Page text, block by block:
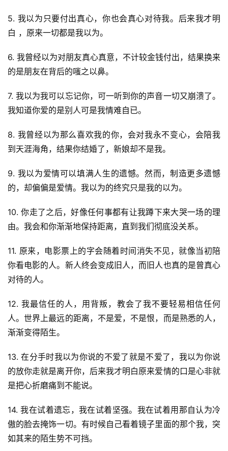
5. 我以为只要付出真心，你也会真心对待我。后来我才明
白 ，原来一切都是我以为。
6. 我曾经以为对朋友真心真意，不计较金钱付出，结果换来
的是朋友在背后的嗤之以鼻。
7. 我以为我可以忘记你，可一听到你的声音一切又崩溃了。
我知道你爱的是别人可是我情难自已。
8. 我曾经以为那么喜欢我的你，会对我永不变心，会陪我
到天涯海角，结果你结婚了，新娘却不是我。
9. 我以为爱情可以填满人生的遗憾。然而，制造更多遗憾
的，却偏偏是爱情。我以为的终究只是我的以为。
10. 你走了之后，好像任何事都有让我蹲下来大哭一场的理
由。我会和你渐渐地保持距离，直到我们彻底没关系。
11. 原来，电影票上的字会随着时间消失不见，就像当初陪
你看电影的人。新人终会变成旧人，而旧人也真的是曾真心
对待的人。
12. 我最信任的人，用背叛，教会了我不要轻易相信任何
人。世界上最远的距离，不是爱，不是恨，而是熟悉的人，
渐渐变得陌生。
13. 在分手时我以为你说的不爱了就是不爱了，我以为你说
的放你走就是离开你，后来我才明白原来爱情的口是心非就
是把心折磨痛到不能说。
14. 我在试着遗忘，我在试着坚强。我在试着用那自认为冷
傲的脸去掩饰一切。有时候自己看着镜子里面的那个我，突
如其来的陌生势不可挡。